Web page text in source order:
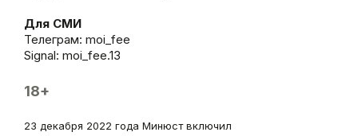
Для СМИ
Телеграм: moi_fee
Signal: moi_fee.13
18+
23 декабря 2022 года Минюст включил